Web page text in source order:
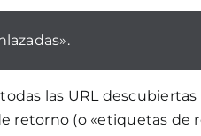
las URL
retorno (o «etiquetas de